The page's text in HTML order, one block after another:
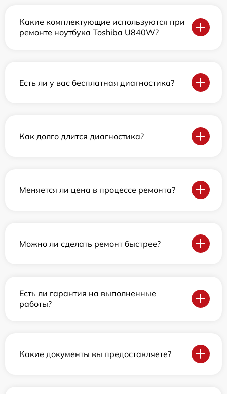
Какие комплектующие используются при
ремонте ноутбука Toshiba U840W?
Есть ли у вас бесплатная диагностика?
Как долго длится диагностика?
Меняется ли цена в процессе ремонта?
Можно ли сделать ремонт быстрее?
Есть ли гарантия на выполненные
работы?
Какие документы вы предоставляете?